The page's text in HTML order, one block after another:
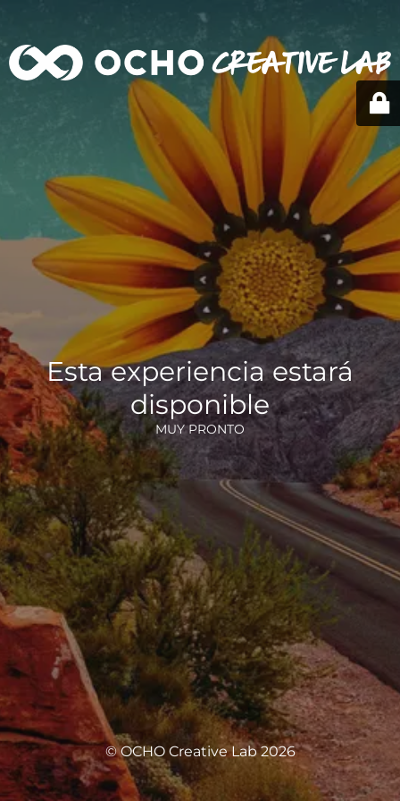
Esta experiencia estará
disponible
MUY PRONTO
© OCHO Creative Lab 2026